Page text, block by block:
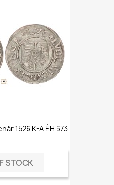
1526 K-A ÉH 673
STOCK